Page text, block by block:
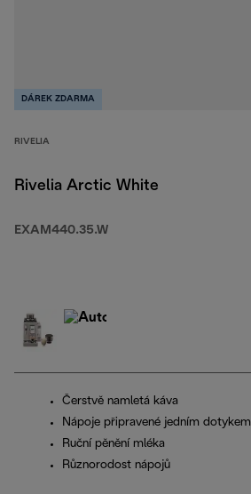
DÁREK ZDARMA
RIVELIA
Rivelia Arctic White
EXAM440.35.W
Čerstvě namletá káva
Nápoje připravené jedním dotykem
Ruční pěnění mléka
Různorodost nápojů